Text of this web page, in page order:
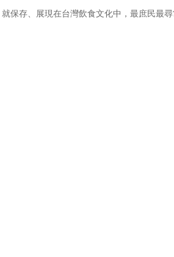
保存、展現在台灣飲食文化中，最庶民最